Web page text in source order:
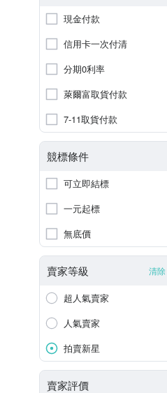
現金付款
信用卡一次付清
分期0利率
萊爾富取貨付款
7-11取貨付款
競標條件
可立即結標
一元起標
無底價
賣家等級 清除
超人氣賣家
人氣賣家
拍賣新星
賣家評價